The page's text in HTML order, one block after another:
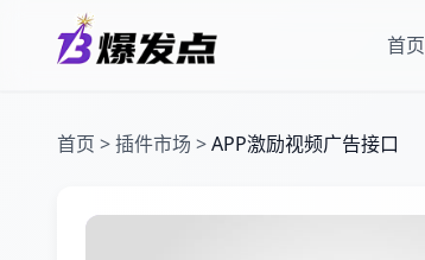
首页
首页 >插件市场 >APP激励视频广告接口